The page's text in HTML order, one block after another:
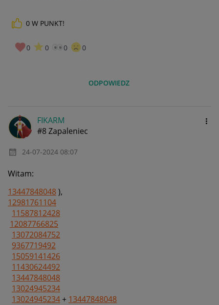
0 W PUNKT!
0 0 0 0
ODPOWIEDZ
FIKARM
#8 Zapaleniec
‎24-07-2024 08:07
Witam:
13447848048),
12981761104
11587812428
12087766825
13072084752
9367719492
15059141426
11430624492
13447848048
13024945234
13024945234+ 13447848048